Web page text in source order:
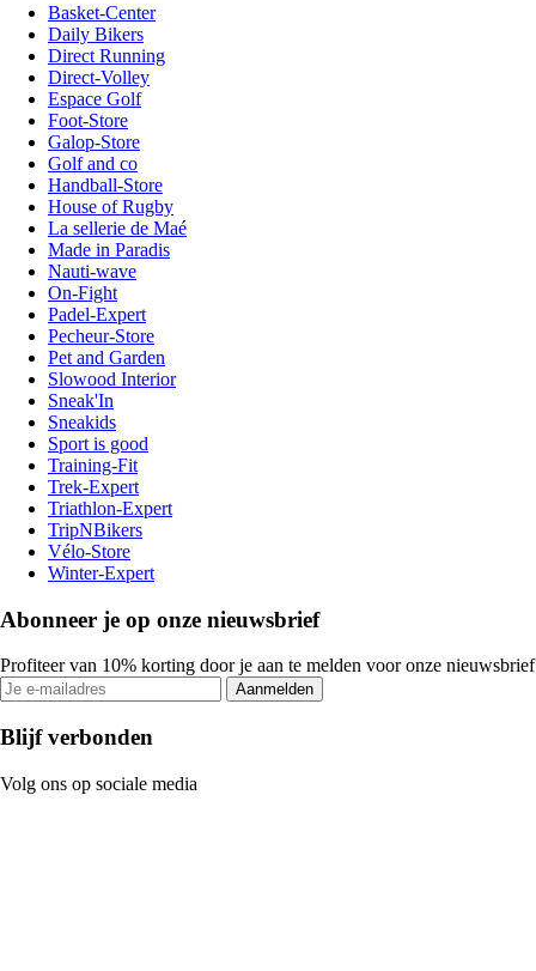
Basket-Center
Daily Bikers
Direct Running
Direct-Volley
Espace Golf
Foot-Store
Galop-Store
Golf and co
Handball-Store
House of Rugby
La sellerie de Maé
Made in Paradis
Nauti-wave
On-Fight
Padel-Expert
Pecheur-Store
Pet and Garden
Slowood Interior
Sneak'In
Sneakids
Sport is good
Training-Fit
Trek-Expert
Triathlon-Expert
TripNBikers
Vélo-Store
Winter-Expert
Abonneer je op onze nieuwsbrief
Profiteer van 10% korting door je aan te melden voor onze nieuwsbrief
Aanmelden
Blijf verbonden
Volg ons op sociale media